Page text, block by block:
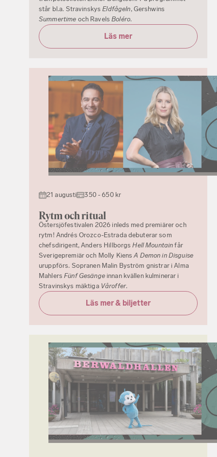
står bl.a. StravinskysEldfågeln, Gershwins
Summertime och RavelsBoléro.
Läs mer
21 augusti 350 - 650 kr
Rytm och ritual
Östersjöfestivalen 2026 inleds med premiärer och
rytm! Andrés Orozco-Estrada debuterar som
chefsdirigent, Anders HillborgsHell Mountainfår
Sverigepremiär och Molly KiensA Demon in Disguise
uruppförs. Sopranen Malin Byström gnistrar i Alma
MahlersFünf Gesänge innan kvällen kulminerar i
Stravinskys mäktiga Våroffer.
Läs mer & biljetter